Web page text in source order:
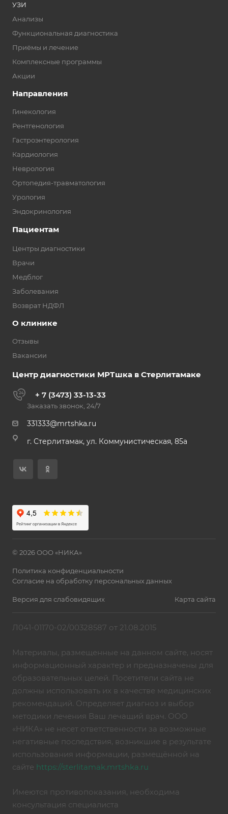
УЗИ
Анализы
Функциональная диагностика
Приёмы и лечение
Комплексные программы
Акции
Направления
Гинекология
Рентгенология
Гастроэнтерология
Кардиология
Неврология
Ортопедия-травматология
Урология
Эндокринология
Пациентам
Центры диагностики
Врачи
Медблог
Заболевания
Возврат НДФЛ
О клинике
Отзывы
Вакансии
Центр диагностики МРТшка в Стерлитамаке
+ 7 (3473) 33-13-33
Заказать звонок, 24/7
331333@mrtshka.ru
г. Стерлитамак, ул. Коммунистическая, 85а
© 2026 ООО «НИКА»
Политика конфиденциальности
Согласие на обработку персональных данных
Версия для слабовидящих Карта сайта
Л041-01170-02/00328587 от 21.08.2015
Материалы, размещенные на данном сайте, носят
информационный характер и предназначены для
образовательных целей. Посетители сайта не
должны использовать их в качестве медицинских
рекомендаций. Определяет диагноз и выбор
методики лечения Ваш лечащий врач. ООО
«НИКА» не несет ответственности за возможные
негативные последствия, возникшие в результате
использования информации, размещённой на
сайте https://sterlitamak.mrtshka.ru
Имеются противопоказания, необходима
консультация специалиста